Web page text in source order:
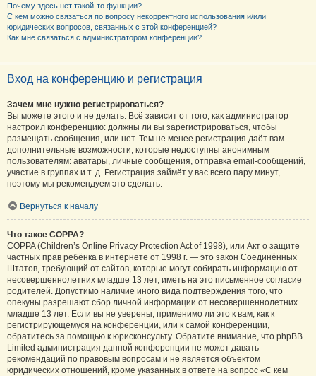
Почему здесь нет такой-то функции?
С кем можно связаться по вопросу некорректного использования и/или
юридических вопросов, связанных с этой конференцией?
Как мне связаться с администратором конференции?
Вход на конференцию и регистрация
Зачем мне нужно регистрироваться?
Вы можете этого и не делать. Всё зависит от того, как администратор
настроил конференцию: должны ли вы зарегистрироваться, чтобы
размещать сообщения, или нет. Тем не менее регистрация даёт вам
дополнительные возможности, которые недоступны анонимным
пользователям: аватары, личные сообщения, отправка email-сообщений,
участие в группах и т. д. Регистрация займёт у вас всего пару минут,
поэтому мы рекомендуем это сделать.
Вернуться к началу
Что такое COPPA?
COPPA (Children’s Online Privacy Protection Act of 1998), или Акт о защите
частных прав ребёнка в интернете от 1998 г. — это закон Соединённых
Штатов, требующий от сайтов, которые могут собирать информацию от
несовершеннолетних младше 13 лет, иметь на это письменное согласие
родителей. Допустимо наличие иного вида подтверждения того, что
опекуны разрешают сбор личной информации от несовершеннолетних
младше 13 лет. Если вы не уверены, применимо ли это к вам, как к
регистрирующемуся на конференции, или к самой конференции,
обратитесь за помощью к юрисконсульту. Обратите внимание, что phpBB
Limited администрация данной конференции не может давать
рекомендаций по правовым вопросам и не является объектом
юридических отношений, кроме указанных в ответе на вопрос «С кем